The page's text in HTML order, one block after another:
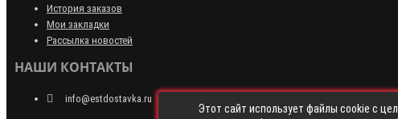
История заказов
Мои закладки
Рассылка новостей
НАШИ КОНТАКТЫ
info@estdostavka.ru
Этот сайт использует файлы cookie с